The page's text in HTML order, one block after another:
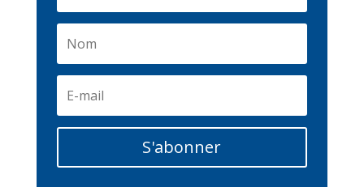
S'abonner